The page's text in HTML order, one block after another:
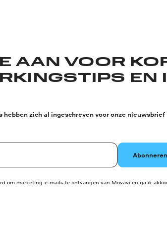
AAN VOOR
EN
hebben zich al ingeschreven voor onze nieuwsbrief
Abonneren
om marketing-e-mails te ontvangen van Movavi en ga ik